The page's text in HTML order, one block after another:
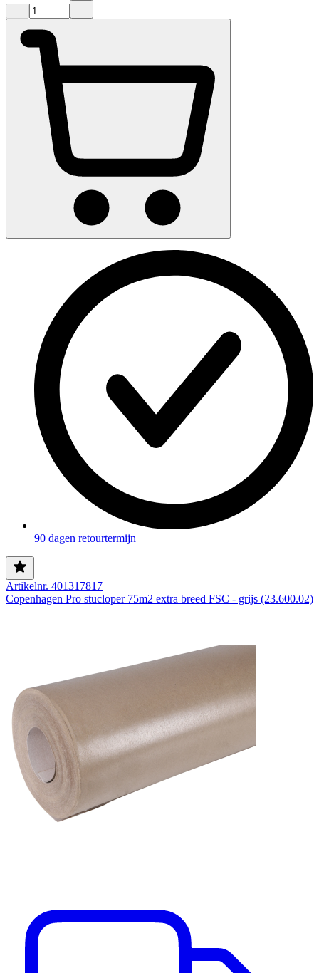
90 dagen retourtermijn
Artikelnr. 401317817
Copenhagen Pro stucloper 75m2 extra breed FSC - grijs (23.600.02)